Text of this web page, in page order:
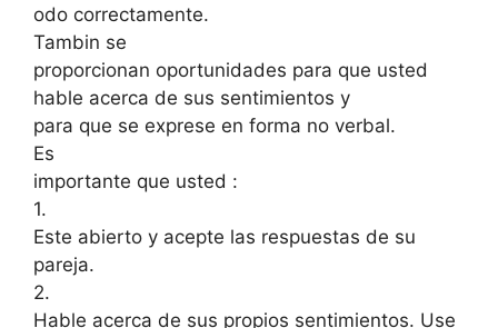
odo correctamente.
Tambin se
proporcionan oportunidades para que usted
hable acerca de sus sentimientos y
para que se exprese en forma no verbal.
Es
importante que usted :
1.
Este abierto y acepte las respuestas de su
pareja.
2.
Hable acerca de sus propios sentimientos. Use